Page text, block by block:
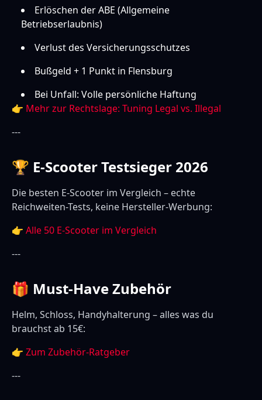
Erlöschen der ABE (Allgemeine
Betriebserlaubnis)
Verlust des Versicherungsschutzes
Bußgeld + 1 Punkt in Flensburg
Bei Unfall: Volle persönliche Haftung
👉 Mehr zur Rechtslage: Tuning Legal vs. Illegal
---
🏆 E-Scooter Testsieger 2026
Die besten E-Scooter im Vergleich – echte
Reichweiten-Tests, keine Hersteller-Werbung:
👉 Alle 50 E-Scooter im Vergleich
---
🎁 Must-Have Zubehör
Helm, Schloss, Handyhalterung – alles was du
brauchst ab 15€:
👉 Zum Zubehör-Ratgeber
---